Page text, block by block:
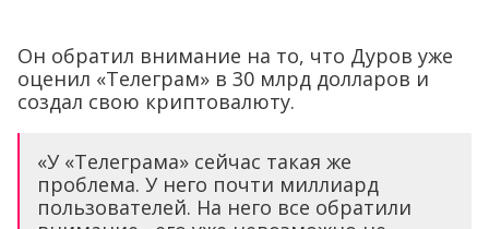
Он обратил внимание на то, что Дуров уже
оценил «Телеграм» в 30 млрд долларов и
создал свою криптовалюту.
«У «Телеграма» сейчас такая же
проблема. У него почти миллиард
пользователей. На него все обратили